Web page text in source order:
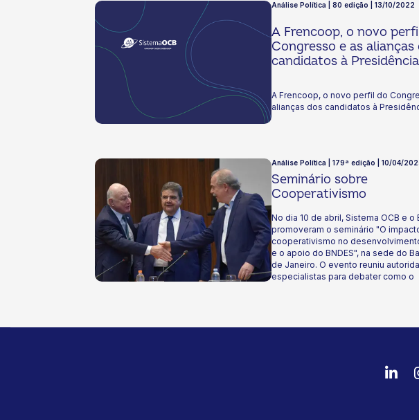
Análise Política | 80 edição | 13/10/2022
A Frencoop, o novo
Congresso e as alianças
candidatos à Presidência
A Frencoop, o novo perfil do
alianças dos candidatos à
Análise Política | 179ª edição | 10/04/
Seminário sobre
Cooperativismo
No dia 10 de abril, Sistema OCB e o
promoveram o seminário "O
cooperativismo no
e o apoio do BNDES", na sede do
de Janeiro. ​O evento reuniu
especialistas para debater como o